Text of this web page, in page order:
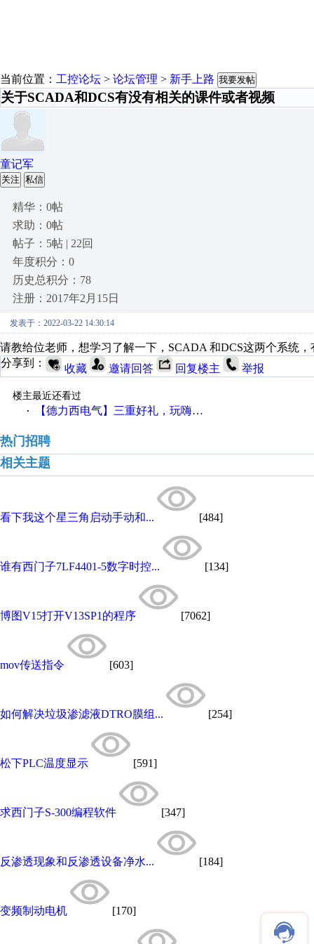
当前位置： 工控论坛 > 论坛管理 > 新手上路 我要发帖
关于SCADA和DCS有没有相关的课件或者视频
童记军
关注 私信
精华：0帖
求助：0帖
帖子：5帖 | 22回
年度积分：0
历史总积分：78
注册：2017年2月15日
发表于：2022-03-22 14:30:14
请教给位老师，想学习了解一下，SCADA 和DCS这两个系统
分享到：
收藏 邀请回答 回复楼主 举报
楼主最近还看过
·
【德力西电气】三重好礼，玩嗨夏日！
热门招聘
相关主题
看下我这个星三角启动手动和... [484]
谁有西门子7LF4401-5数字时控... [134]
博图V15打开V13SP1的程序 [7062]
mov传送指令 [603]
如何解决垃圾渗滤液DTRO膜组... [254]
松下PLC温度显示 [591]
求西门子S-300编程软件 [347]
反渗透现象和反渗透设备净水... [184]
变频制动电机 [170]